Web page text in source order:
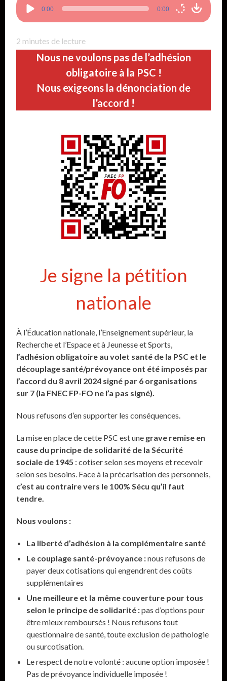
audio
0:00 0:00
2 minutes de lecture
Nous ne voulons pas de l’adhésion
obligatoire à la PSC !
Nous exigeons la dénonciation de
l’accord !
Je signe la pétition
nationale
À l’Éducation nationale, l’Enseignement supérieur, la
Recherche et l’Espace et à Jeunesse et Sports,
l’adhésion obligatoire au volet santé de la PSC et le
découplage santé/prévoyance ont été imposés par
l’accord du 8 avril 2024 signé par 6 organisations
sur 7 (la FNEC FP-FO ne l’a pas signé)
Nous refusons d’en supporter les conséquences.
La mise en place de cette PSC est une grave remise en
cause du principe de solidarité de la Sécurité
sociale de 1945 : cotiser selon ses moyens et recevoir
selon ses besoins. Face à la précarisation des personnels,
c’est au contraire vers le 100% Sécu qu’il faut
tendre.
Nous voulons :
La liberté d’adhésion à la complémentaire santé
Le couplage santé-prévoyance :nous refusons de
payer deux cotisations qui engendrent des coûts
supplémentaires
Une meilleure et la même couverture pour tous
selon le principe de solidarité :pas d’options pour
être mieux remboursés ! Nous refusons tout
questionnaire de santé, toute exclusion de pathologie
ou surcotisation.
Le respect de notre volonté : aucune option imposée !
Pas de prévoyance individuelle imposée !